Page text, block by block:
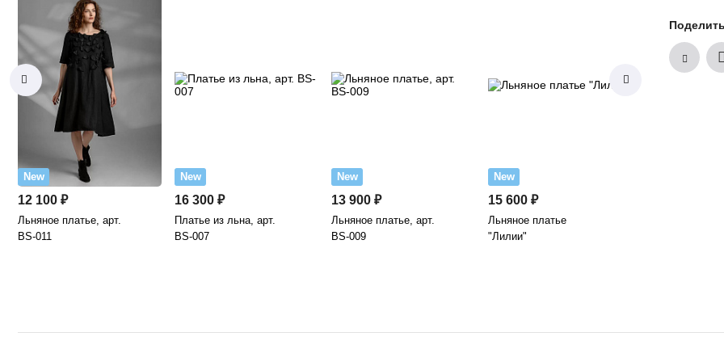
New
12 100 ₽
Льняное платье, арт.
BS-011
New
16 300 ₽
Платье из льна, арт.
BS-007
New
13 900 ₽
Льняное платье, арт.
BS-009
New
15 600 ₽
Льняное платье
"Лилии"